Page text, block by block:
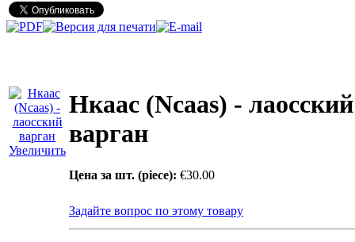
Увеличить
Нкаас (Ncaas) - лаосский
варган
Цена за шт. (piece): €30.00
Задайте вопрос по этому товару